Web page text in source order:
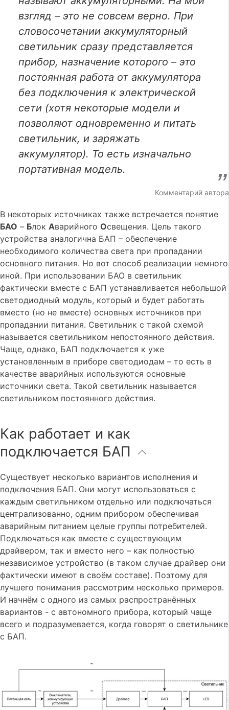
взгляд – это не совсем верно. При
словосочетании аккумуляторный
светильник сразу представляется
прибор, назначение которого – это
постоянная работа от аккумулятора
без подключения к электрической
сети (хотя некоторые модели и
позволяют одновременно и питать
светильник, и заряжать
аккумулятор). То есть изначально
портативная модель.
Комментарий автора
В некоторых источниках также встречается понятие
БАО – Блок Аварийного Освещения. Цель такого
устройства аналогична БАП – обеспечение
необходимого количества света при пропадании
основного питания. Но вот способ реализации немного
иной. При использовании БАО в светильник
фактически вместе с БАП устанавливается небольшой
светодиодный модуль, который и будет работать
вместо (но не вместе) основных источников при
пропадании питания. Светильник с такой схемой
называется светильником непостоянного действия.
Чаще, однако, БАП подключается к уже
установленным в приборе светодиодам – то есть в
качестве аварийных используются основные
источники света. Такой светильник называется
светильником постоянного действия.
Как работает и как
подключается БАП
Существует несколько вариантов исполнения и
подключения БАП. Они могут использоваться с
каждым светильником отдельно или подключаться
централизованно, одним прибором обеспечивая
аварийным питанием целые группы потребителей.
Подключаться как вместе с существующим
драйвером, так и вместо него – как полностью
независимое устройство (в таком случае драйвер они
фактически имеют в своём составе). Поэтому для
лучшего понимания рассмотрим несколько примеров.
И начнём с одного из самых распространённых
вариантов - с автономного прибора, который чаще
всего и подразумевается, когда говорят о светильнике
с БАП.